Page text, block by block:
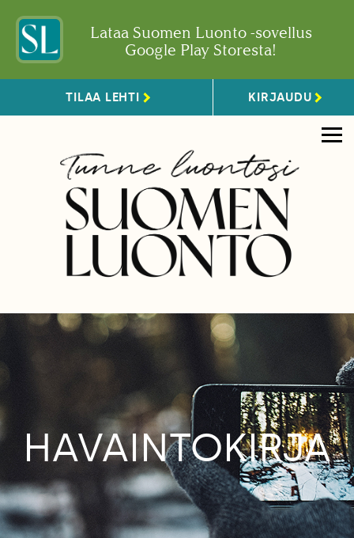
Lataa Suomen Luonto -sovellus
Google Play Storesta!
TILAA LEHTI KIRJAUDU
HAVAINTOKIRJA